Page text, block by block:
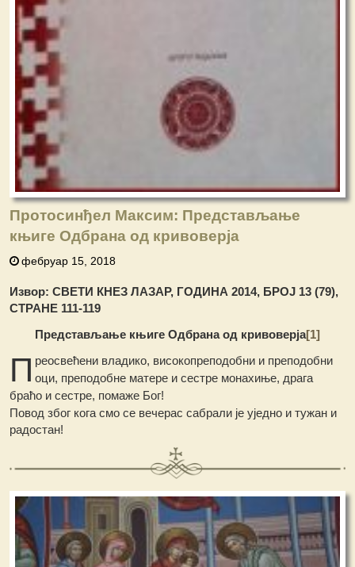
Протосинђел Максим: Представљање
књиге Одбрана од кривоверја
фебруар 15, 2018
Извор: СВЕТИ КНЕЗ ЛАЗАР, ГОДИНА 2014, БРОЈ 13 (79),
СТРАНЕ 111-119
Представљање књиге Одбрана од кривоверја[1]
П реосвећени владико, високопреподобни и преподобни
оци, преподобне матере и сестре монахиње, драга
браћо и сестре, помаже Бог!
Повод због кога смо се вечерас сабрали је уједно и тужан и
радостан!